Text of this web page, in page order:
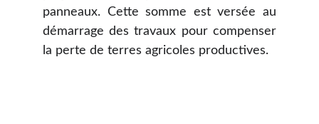
panneaux. Cette somme est versée au
démarrage des travaux pour compenser
la perte de terres agricoles productives.